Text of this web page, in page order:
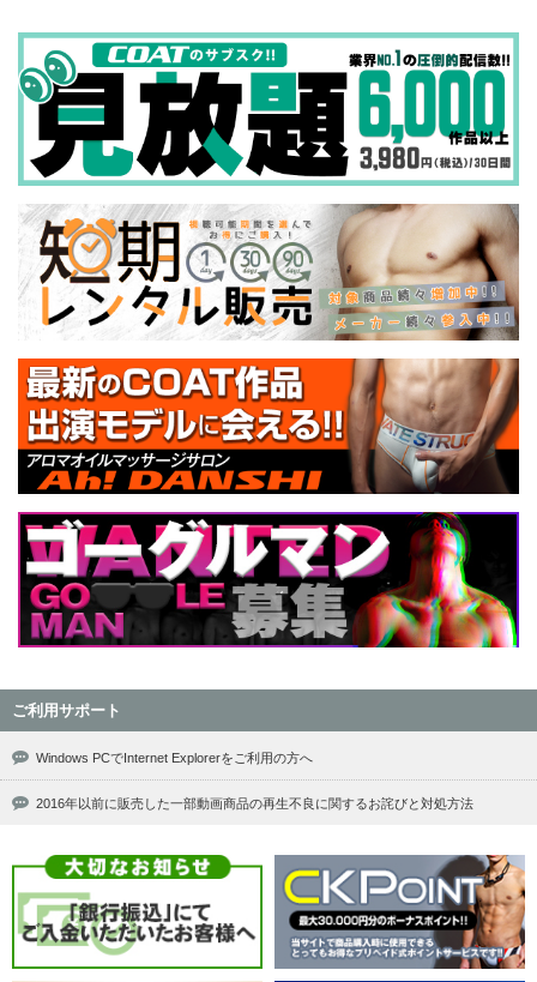
ご利用サポート
Windows PCでInternet Explorerをご利用の方へ
2016年以前に販売した一部動画商品の再生不良に関するお詫びと対処方法